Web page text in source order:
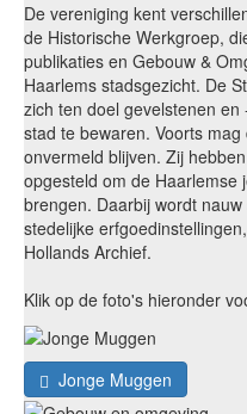
De vereniging kent
de Historische Werkgroep,
publikaties en Gebouw &
Haarlems stadsgezicht. De
zich ten doel gevelstenen
stad te bewaren. Voorts
onvermeld blijven. Zij
opgesteld om de Haarlemse
brengen. Daarbij wordt
stedelijke
Hollands Archief.
Klik op de foto's hieronder
Jonge Muggen